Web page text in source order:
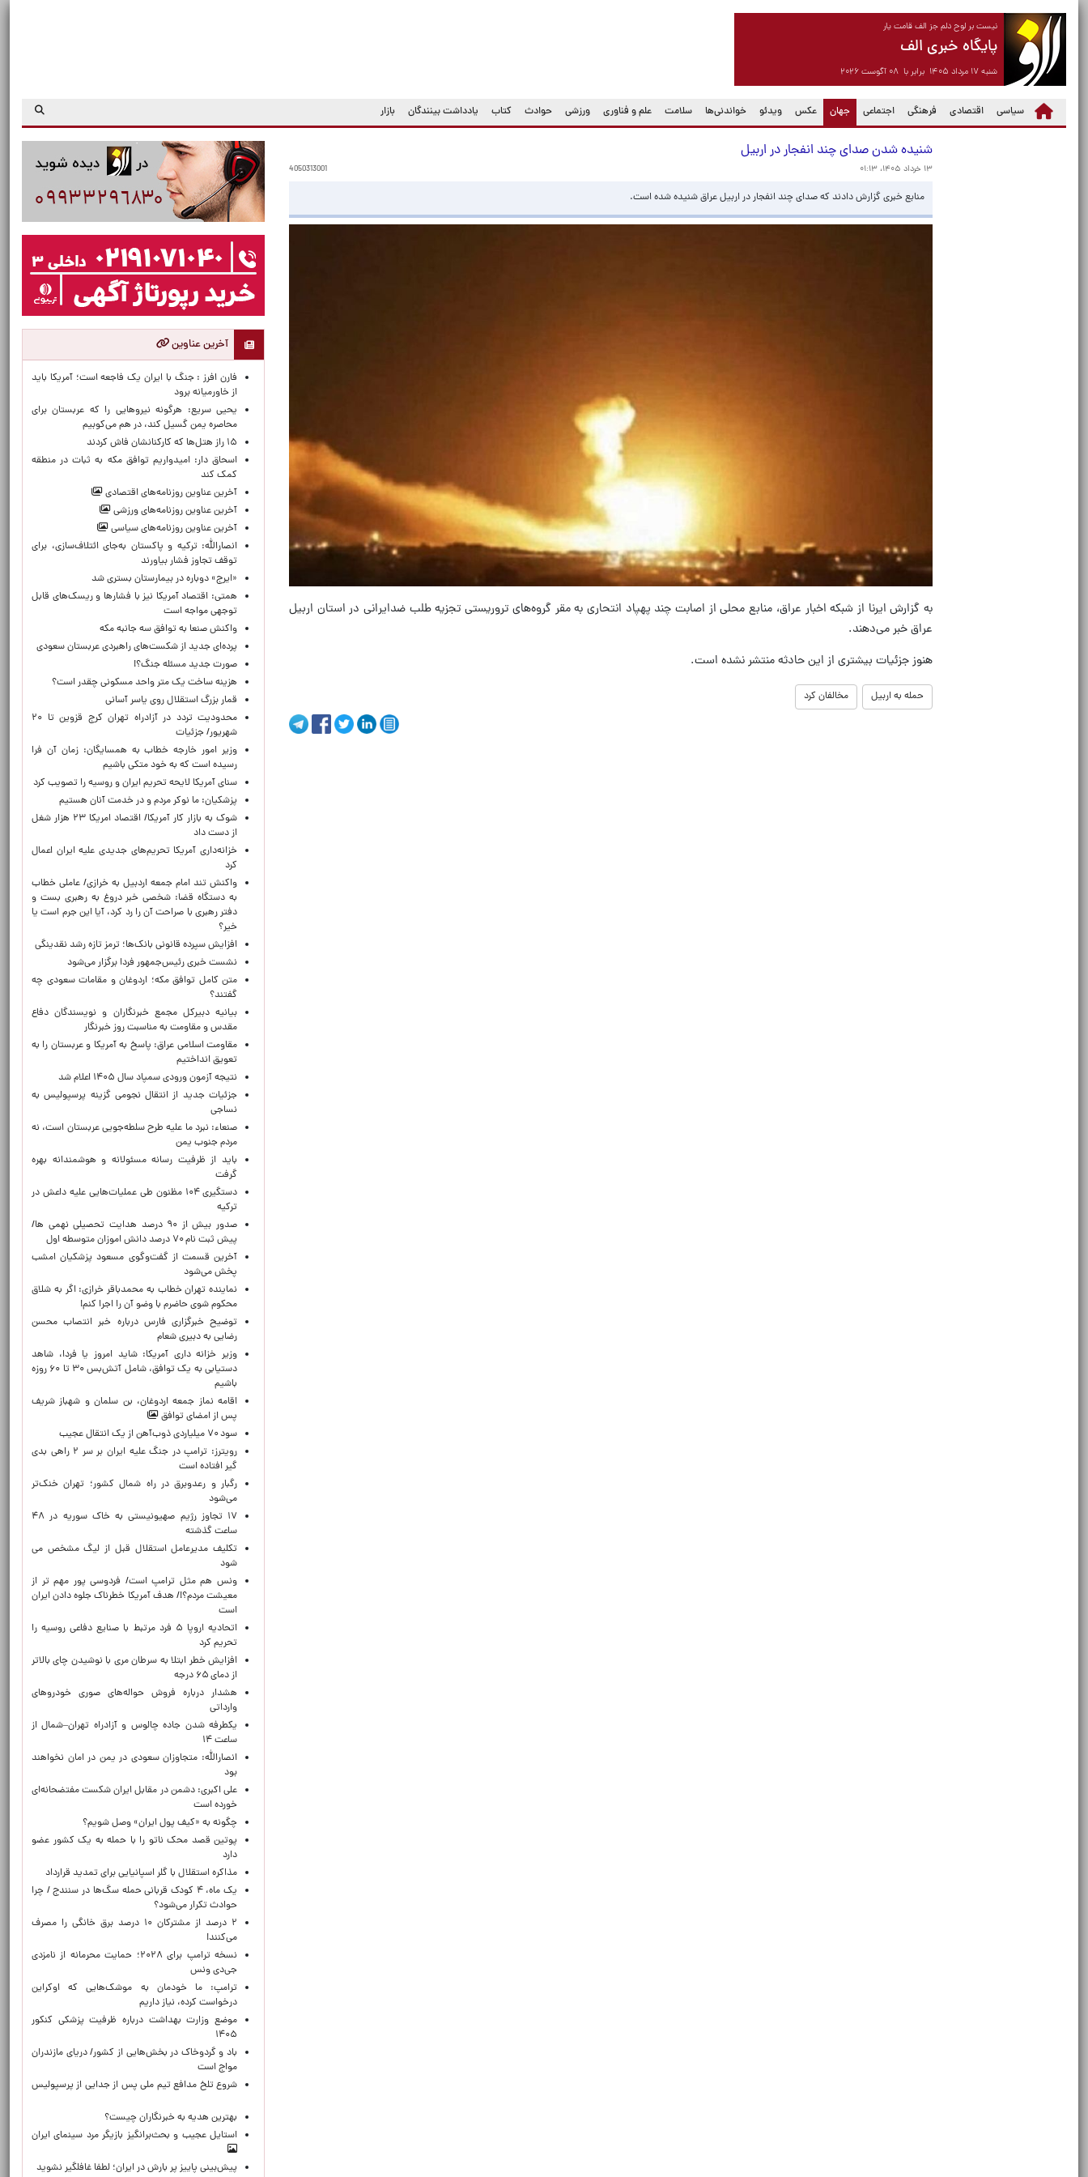
نیست بر لوح دلم جز الف قامت یار
پایگاه خبری الف
شنبه ۱۷ مرداد ۱۴۰۵ برابر با ۰۸ آگوست ۲۰۲۶
سیاسی اقتصادی فرهنگی اجتماعی جهان
(current) عکس ویدئو خواندنی‌ها سلامت علم و فناوری ورزشی حوادث کتاب یادداشت بینندگان بازار
شنیده شدن صدای چند انفجار در اربیل
۱۳ خرداد ۱۴۰۵، ۰۱:۱۳ 4050313001
منابع خبری گزارش دادند که صدای چند انفجار در اربیل عراق شنیده شده است.
به گزارش ایرنا از شبکه اخبار عراق، منابع محلی از اصابت چند پهپاد انتحاری به مقر گروه‌های تروریستی تجزیه طلب ضدایرانی در استان اربیل
عراق خبر می‌دهند.
هنوز جزئیات بیشتری از این حادثه منتشر نشده است.
حمله به اربیل مخالفان کرد
آخرین عناوین
فارن افرز : جنگ با ایران یک فاجعه است؛ آمریکا باید
از خاورمیانه برود
یحیی سریع: هرگونه نیروهایی را که عربستان برای
محاصره یمن گسیل کند، در هم می‌کوبیم
۱۵ راز هتل‌ها که کارکنانشان فاش کردند
اسحاق دار: امیدواریم توافق مکه به ثبات در منطقه
کمک کند
آخرین عناوین روزنامه‌های اقتصادی
آخرین عناوین روزنامه‌های ورزشی
آخرین عناوین روزنامه‌های سیاسی
انصارالله: ترکیه و پاکستان به‌جای ائتلاف‌سازی، برای
توقف تجاوز فشار بیاورند
«ایرج» دوباره در بیمارستان بستری شد
همتی: اقتصاد آمریکا نیز با فشارها و ریسک‌های قابل
توجهی مواجه است
واکنش صنعا به توافق سه جانبه مکه
پرده‌ای جدید از شکست‌های راهبردی عربستان سعودی
صورت جدید مسئله جنگ؟!
هزینه ساخت یک متر واحد مسکونی چقدر است؟
قمار بزرگ استقلال روی یاسر آسانی
محدودیت تردد در آزادراه تهران کرج قزوین تا ۲۰
شهریور/ جزئیات
وزیر امور خارجه خطاب به همسایگان: زمان آن فرا
رسیده است که به خود متکی باشیم
سنای آمریکا لایحه تحریم ایران و روسیه را تصویب کرد
پزشکیان: ما نوکر مردم و در خدمت آنان هستیم
شوک به بازار کار آمریکا/ اقتصاد امریکا ۲۳ هزار شغل
از دست داد
خزانه‌داری آمریکا تحریم‌های جدیدی علیه ایران اعمال
کرد
واکنش تند امام جمعه اردبیل به خرازی/ عاملی خطاب
به دستگاه قضا: شخصی خبر دروغ به رهبری بست و
دفتر رهبری با صراحت آن را رد کرد، آیا این جرم است یا
خیر؟
افزایش سپرده قانونی بانک‌ها؛ ترمز تازه رشد نقدینگی
نشست خبری رئیس‌جمهور فردا برگزار می‌شود
متن کامل توافق مکه؛ اردوغان و مقامات سعودی چه
گفتند؟
بیانیه دبیرکل مجمع خبرنگاران و نویسندگان دفاع
مقدس و مقاومت به مناسبت روز خبرنگار
مقاومت اسلامی عراق: پاسخ به آمریکا و عربستان را به
تعویق انداختیم
نتیجه آزمون ورودی سمپاد سال ۱۴۰۵ اعلام شد
جزئیات جدید از انتقال نجومی گزینه پرسپولیس به
نساجی
صنعاء: نبرد ما علیه طرح سلطه‌جویی عربستان است، نه
مردم جنوب یمن
باید از ظرفیت رسانه مسئولانه و هوشمندانه بهره
گرفت
دستگیری ۱۰۴ مظنون طی عملیات‌هایی علیه داعش در
ترکیه
صدور بیش از ۹۰ درصد هدایت تحصیلی نهمی ها/
پیش ثبت نام ۷۰ درصد دانش اموزان متوسطه اول
آخرین قسمت از گفت‌وگوی مسعود پزشکیان امشب
پخش می‌شود
نماینده تهران خطاب به محمدباقر خرازی: اگر به شلاق
محکوم شوی حاضرم با وضو آن را اجرا کنم!
توضیح خبرگزاری فارس درباره خبر انتصاب محسن
رضایی به دبیری شعام
وزیر خزانه داری آمریکا: شاید امروز یا فردا، شاهد
دستیابی به یک توافق، شامل آتش‌بس ۳۰ تا ۶۰ روزه
باشیم
اقامه نماز جمعه اردوغان، بن ‌سلمان و شهباز شریف
پس از امضای توافق
سود ۷۰ میلیاردی ذوب‌آهن از یک انتقال عجیب
رویترز: ترامپ در جنگ علیه ایران بر سر ۲ راهی بدی
گیر افتاده است
رگبار و رعدوبرق در راه شمال کشور؛ تهران خنک‌تر
می‌شود
۱۷ تجاوز رژیم صهیونیستی به خاک سوریه در ۴۸
ساعت گذشته
تکلیف مدیرعامل استقلال قبل از لیگ مشخص می
شود
ونس هم مثل ترامپ است/ فردوسی پور مهم تر از
معیشت مردم؟!/ هدف آمریکا خطرناک جلوه دادن ایران
است
اتحادیه اروپا ۵ فرد مرتبط با صنایع دفاعی روسیه را
تحریم کرد
افزایش خطر ابتلا به سرطان مری با نوشیدن چای بالاتر
از دمای ۶۵ درجه
هشدار درباره فروش حواله‌های صوری خودروهای
وارداتی
یکطرفه شدن جاده چالوس و آزادراه تهران–شمال از
ساعت ۱۴
انصارالله: متجاوزان سعودی در یمن در امان نخواهند
بود
علی اکبری: دشمن در مقابل ایران شکست مفتضحانه‌ای
خورده است
چگونه به «کیف پول ایران» وصل شویم؟
پوتین قصد محک ناتو را با حمله به یک کشور عضو
دارد
مذاکره استقلال با گلر اسپانیایی برای تمدید قرارداد
یک ماه، ۴ کودک قربانی حمله سگ‌ها در سنندج / چرا
حوادث تکرار می‌شود؟
۲ درصد از مشترکان ۱۰ درصد برق خانگی را مصرف
می‌کنند!
نسخه ترامپ برای ۲۰۲۸؛ حمایت محرمانه از نامزدی
جی‌دی ونس
ترامپ: ما خودمان به موشک‌هایی که اوکراین
درخواست کرده، نیاز داریم
موضع وزارت بهداشت درباره ظرفیت پزشکی کنکور
۱۴۰۵
باد و گردوخاک در بخش‌هایی از کشور/ دریای مازندران
مواج است
شروع تلخ مدافع تیم ملی پس از جدایی از پرسپولیس
بهترین هدیه به خبرنگاران چیست؟
استایل عجیب و بحث‌برانگیز بازیگر مرد سینمای ایران
پیش‌بینی پاییز پر بارش در ایران؛ لطفا غافلگیر نشوید